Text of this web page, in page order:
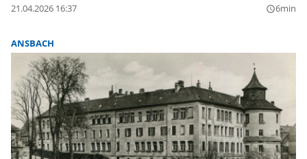
21.04.2026 16:37 query_builder6min
ANSBACH